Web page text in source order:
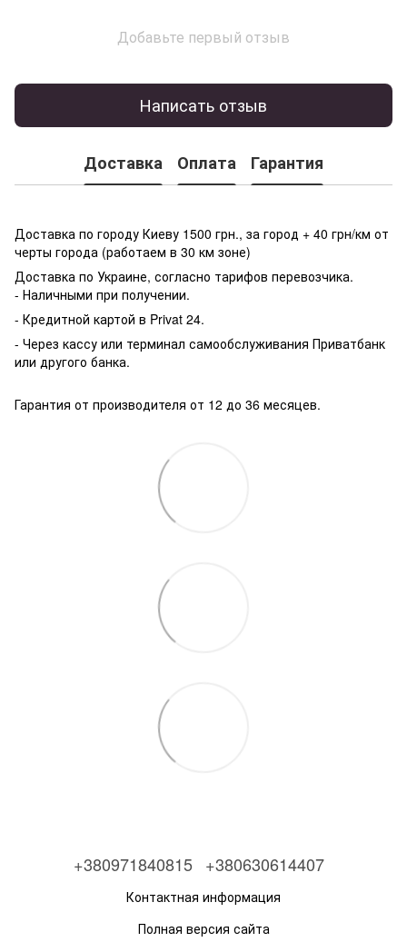
Добавьте первый отзыв
Написать отзыв
Доставка Оплата Гарантия
Доставка по городу Киеву 1500 грн., за город + 40 грн/км от
черты города (работаем в 30 км зоне)
Доставка по Украине, согласно тарифов перевозчика.
- Наличными при получении.
- Кредитной картой в Privat 24.
- Через кассу или терминал самообслуживания Приватбанк
или другого банка.
Гарантия от производителя от 12 до 36 месяцев.
+380971840815 +380630614407
Контактная информация
Полная версия сайта